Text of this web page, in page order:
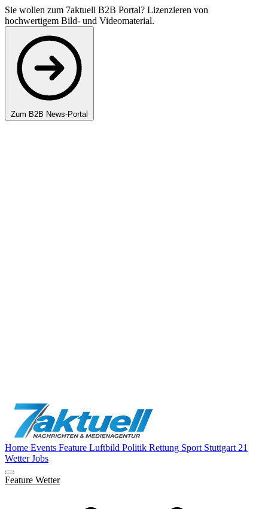
Sie wollen zum 7aktuell B2B Portal? Lizenzieren von
hochwertigem Bild- und Videomaterial.
Zum B2B News-Portal
Home Events Feature Luftbild Politik Rettung Sport Stuttgart 21
WetterJobs
Feature Wetter